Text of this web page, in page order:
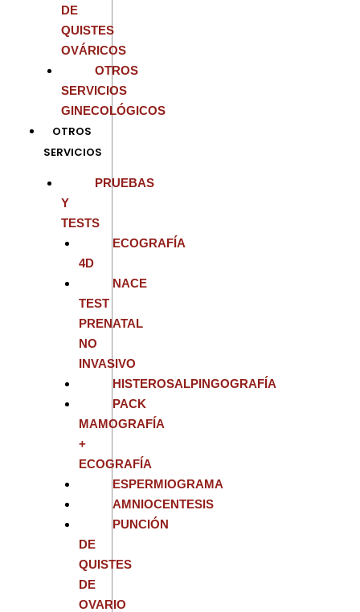
DE
QUISTES
OVÁRICOS
OTROS
SERVICIOS
GINECOLÓGICOS
OTROS
SERVICIOS
PRUEBAS
Y
TESTS
ECOGRAFÍA
4D
NACE
TEST
PRENATAL
NO
INVASIVO
HISTEROSALPINGOGRAFÍA
PACK
MAMOGRAFÍA
+
ECOGRAFÍA
ESPERMIOGRAMA
AMNIOCENTESIS
PUNCIÓN
DE
QUISTES
DE
OVARIO